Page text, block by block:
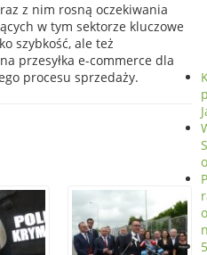
z nim rosną oczekiwania
w tym sektorze kluczowe
szybkość, ale też
przesyłka e-commerce dla
procesu sprzedaży.